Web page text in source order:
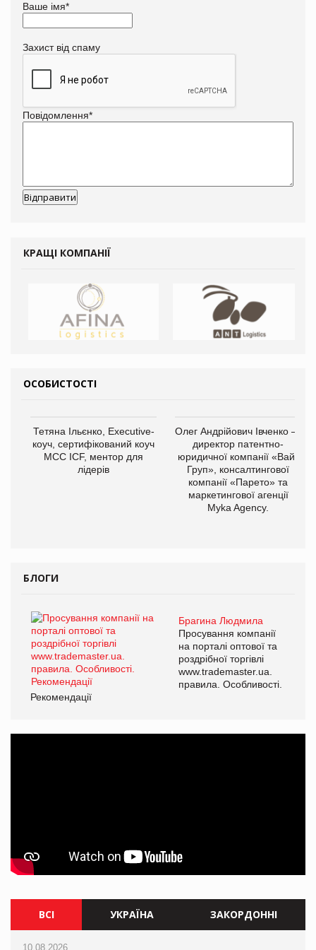
Ваше імя*
Захист від спаму
Повідомлення*
КРАЩІ КОМПАНІЇ
ОСОБИСТОСТІ
Тетяна Ільєнко, Executive-
коуч, сертифікований коуч
МСС ICF, ментор для
лідерів
Олег Андрійович Івченко —
директор патентно-
юридичної компанії «Вайз
Груп», консалтингової
компанії «Парето» та
маркетингової агенції
Myka Agency.
БЛОГИ
Брагина Людмила
Просування компанії
на порталі оптової та
роздрібної торгівлі
www.trademaster.ua.
правила. Особливості.
Рекомендації
ВСІ УКРАЇНА ЗАКОРДОННІ
10.08.2026
10.08.2026
10.08.2026